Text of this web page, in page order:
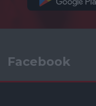
Facebook